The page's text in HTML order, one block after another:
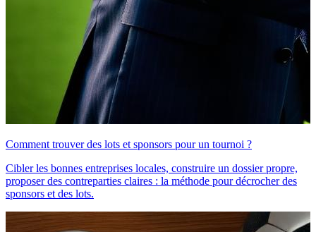
Comment trouver des lots et sponsors pour un tournoi ?
Cibler les bonnes entreprises locales, construire un dossier propre,
proposer des contreparties claires : la méthode pour décrocher des
sponsors et des lots.